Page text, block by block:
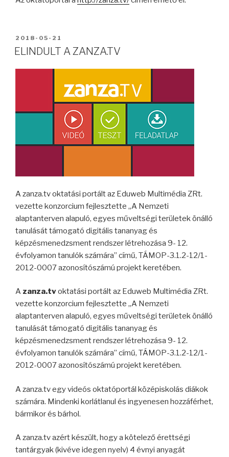
2018-05-21
ELINDULT A ZANZA.TV
A zanza.tv oktatási portált az Eduweb Multimédia ZRt.
vezette konzorcium fejlesztette „A Nemzeti
alaptanterven alapuló, egyes műveltségi területek önálló
tanulását támogató digitális tananyag és
képzésmenedzsment rendszer létrehozása 9- 12.
évfolyamon tanulók számára” című, TÁMOP-3.1.2-12/1-
2012-0007 azonosítószámú projekt keretében.
A zanza.tvoktatási portált az Eduweb Multimédia ZRt.
vezette konzorcium fejlesztette „A Nemzeti
alaptanterven alapuló, egyes műveltségi területek önálló
tanulását támogató digitális tananyag és
képzésmenedzsment rendszer létrehozása 9- 12.
évfolyamon tanulók számára” című, TÁMOP-3.1.2-12/1-
2012-0007 azonosítószámú projekt keretében.
A zanza.tv egy videós oktatóportál középiskolás diákok
számára. Mindenki korlátlanul és ingyenesen hozzáférhet,
bármikor és bárhol.
A zanza.tv azért készült, hogy a kötelező érettségi
tantárgyak (kivéve idegen nyelv) 4 évnyi anyagát